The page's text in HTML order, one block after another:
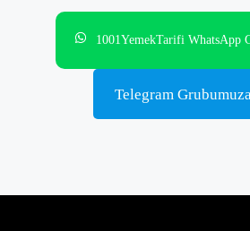
1001YemekTarifi WhatsApp
Telegram